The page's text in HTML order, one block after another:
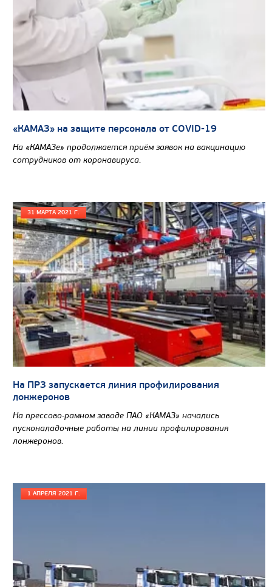
САМОСВАЛ КАМАЗ-65802
Цена по запросу
Производитель
Экологический класс
Грузоподъемность, кг
Направление разгрузки
Колесная формула
«КАМАЗ» на защите персонала от COVID-19
На «КАМАЗе» продолжается приём заявок на вакцинацию
сотрудников от коронавируса.
31 МАРТА 2021 Г.
На ПРЗ запускается линия профилирования
лонжеронов
На прессово-рамном заводе ПАО «КАМАЗ» начались
пусконаладочные работы на линии профилирования
лонжеронов.
1 АПРЕЛЯ 2021 Г.